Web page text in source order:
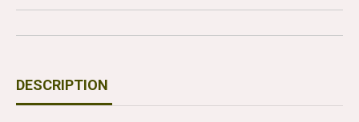
DESCRIPTION